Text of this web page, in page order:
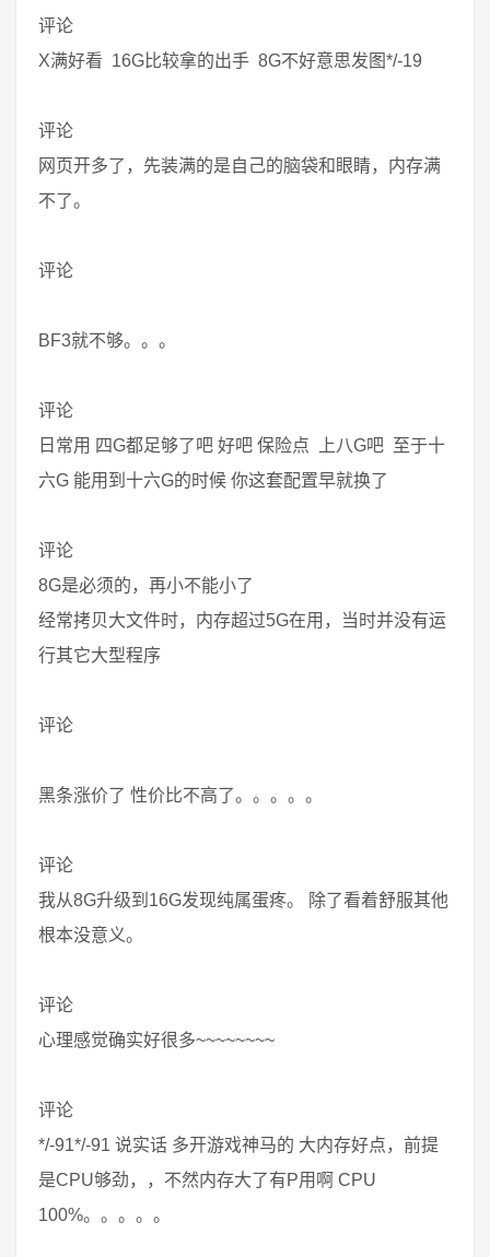
评论
X满好看 16G比较拿的出手 8G不好意思发图*/-19
评论
网页开多了，先装满的是自己的脑袋和眼睛，内存满
不了。
评论
BF3就不够。。。
评论
日常用 四G都足够了吧 好吧 保险点 上八G吧 至于十
六G 能用到十六G的时候 你这套配置早就换了
评论
8G是必须的，再小不能小了
经常拷贝大文件时，内存超过5G在用，当时并没有运
行其它大型程序
评论
黑条涨价了 性价比不高了。。。。。
评论
我从8G升级到16G发现纯属蛋疼。 除了看着舒服其他
根本没意义。
评论
心理感觉确实好很多~~~~~~~~
评论
*/-91*/-91 说实话 多开游戏神马的 大内存好点，前提
是CPU够劲，，不然内存大了有P用啊 CPU
100%。。。。。